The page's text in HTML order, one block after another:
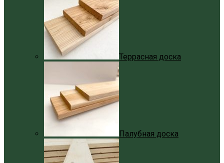
Террасная доска
Палубная доска